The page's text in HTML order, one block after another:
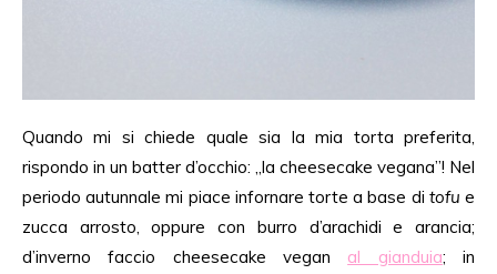
Quando mi si chiede quale sia la mia torta preferita,
rispondo in un batter d’occhio: „la cheesecake vegana”! Nel
periodo autunnale mi piace infornare torte a base di tofu e
zucca arrosto, oppure con burro d’arachidi e arancia;
d’inverno faccio cheesecake vegan al gianduia; in